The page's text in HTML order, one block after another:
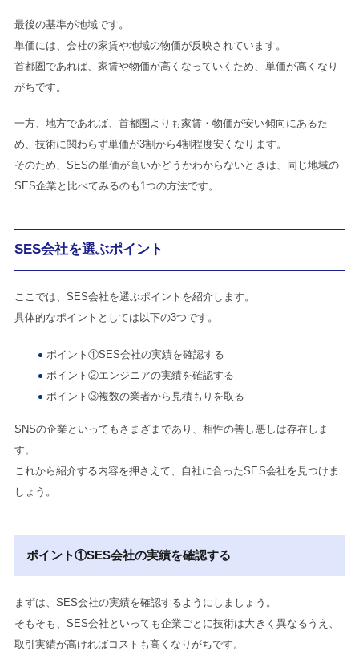
最後の基準が地域です。
単価には、会社の家賃や地域の物価が反映されています。
首都圏であれば、家賃や物価が高くなっていくため、単価が高くなり
がちです。
一方、地方であれば、首都圏よりも家賃・物価が安い傾向にあるた
め、技術に関わらず単価が3割から4割程度安くなります。
そのため、SESの単価が高いかどうかわからないときは、同じ地域の
SES企業と比べてみるのも1つの方法です。
SES会社を選ぶポイント
ここでは、SES会社を選ぶポイントを紹介します。
具体的なポイントとしては以下の3つです。
ポイント①SES会社の実績を確認する
ポイント②エンジニアの実績を確認する
ポイント③複数の業者から見積もりを取る
SNSの企業といってもさまざまであり、相性の善し悪しは存在しま
す。
これから紹介する内容を押さえて、自社に合ったSES会社を見つけま
しょう。
ポイント①SES会社の実績を確認する
まずは、SES会社の実績を確認するようにしましょう。
そもそも、SES会社といっても企業ごとに技術は大きく異なるうえ、
取引実績が高ければコストも高くなりがちです。